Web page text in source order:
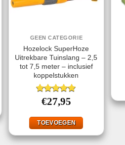
GEEN CATEGORIE
Hozelock SuperHoze
Uitrekbare Tuinslang – 2,5
tot 7,5 meter – inclusief
koppelstukken
Gewaardeerd
5.00uit 5
€27,95
TOEVOEGEN